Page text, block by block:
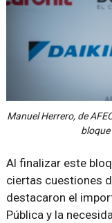
Manuel Herrero, de
bloque
Al finalizar este
ciertas cuestiones
destacaron el
Pública y la